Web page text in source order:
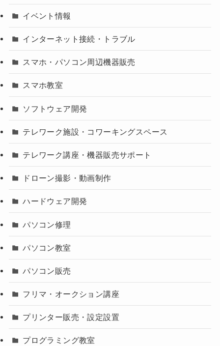
イベント情報
インターネット接続・トラブル
スマホ・パソコン周辺機器販売
スマホ教室
ソフトウェア開発
テレワーク施設・コワーキングスペース
テレワーク講座・機器販売サポート
ドローン撮影・動画制作
ハードウェア開発
パソコン修理
パソコン教室
パソコン販売
フリマ・オークション講座
プリンター販売・設定設置
プログラミング教室